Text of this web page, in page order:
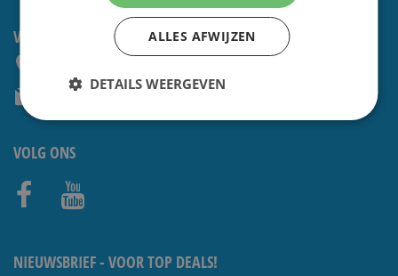
VRAGEN? CONTACTEER ONS:
service@shavesavings.com
VOLG ONS
NIEUWSBRIEF - VOOR TOP DEALS!
ALLES AFWIJZEN
DETAILS WEERGEVEN